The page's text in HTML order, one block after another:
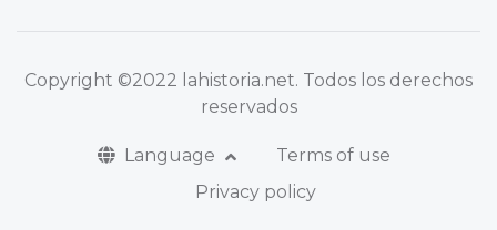
Copyright ©2022 lahistoria.net. Todos los derechos
reservados
Language
Terms of use
Privacy policy